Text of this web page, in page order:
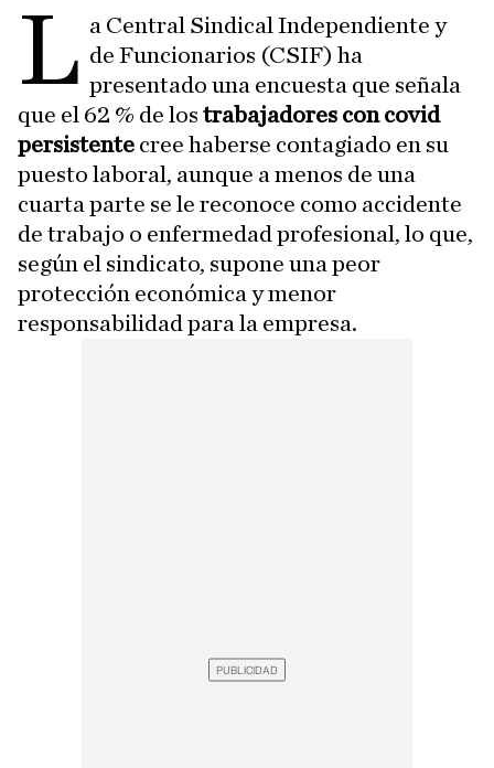
L a Central Sindical Independiente y
de Funcionarios (CSIF) ha
presentado una encuesta que señala
que el 62 % de los trabajadores con covid
persistente cree haberse contagiado en su
puesto laboral, aunque a menos de una
cuarta parte se le reconoce como accidente
de trabajo o enfermedad profesional, lo que,
según el sindicato, supone una peor
protección económica y menor
responsabilidad para la empresa.